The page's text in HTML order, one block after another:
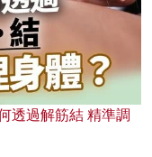
透過解筋結 精準調